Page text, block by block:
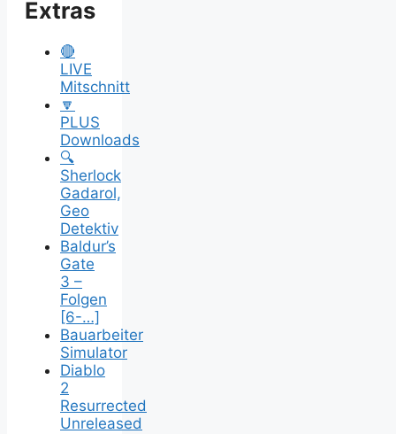
Extras
🔴
LIVE
Mitschnitt
🔽
PLUS
Downloads
🔍
Sherlock
Gadarol,
Geo
Detektiv
Baldur’s
Gate
3 –
Folgen
[6-…]
Bauarbeiter
Simulator
Diablo
2
Resurrected
Unreleased